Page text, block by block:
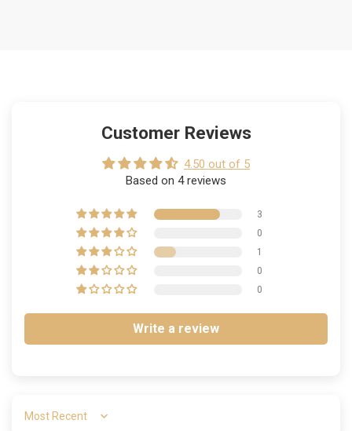
Customer Reviews
4.50 out of 5
Based on 4 reviews
3
0
1
0
0
Write a review
Sort by